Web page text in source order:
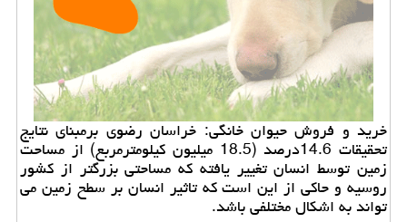
خرید و فروش حیوان خانگی: خراسان رضوی برمبنای نتایج
تحقیقات 14.6درصد (18.5 میلیون کیلومترمربع) از مساحت
زمین توسط انسان تغییر یافته که مساحتی بزرگتر از کشور
روسیه و حاکی از این است که تاثیر انسان بر سطح زمین می
تواند به اشکال مختلفی باشد.